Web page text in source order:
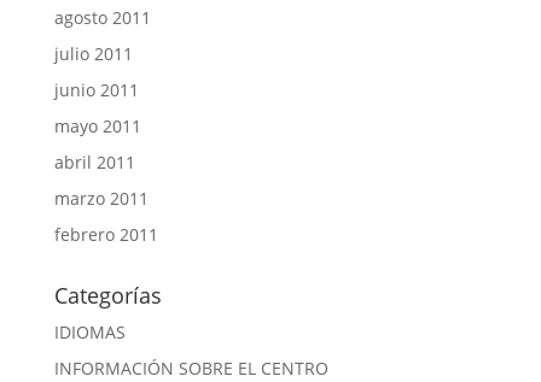
agosto 2011
julio 2011
junio 2011
mayo 2011
abril 2011
marzo 2011
febrero 2011
Categorías
IDIOMAS
INFORMACIÓN SOBRE EL CENTRO